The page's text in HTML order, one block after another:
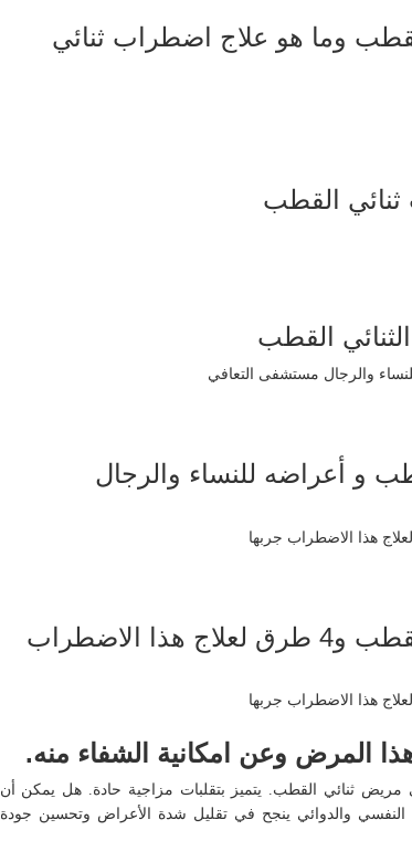
وما هو علاج اضطراب ثنائي
القطب
و أعراضه للنساء والرجال
هل يشفى مريض ثنائي القطب و4 طرق لعلاج هذا الاضطراب
المرض وعن امكانية الشفاء منه.
ثنائي القطب. يتميز بتقلبات مزاجية حادة. هل يمكن أن
والدوائي ينجح في تقليل شدة الأعراض وتحسين جودة